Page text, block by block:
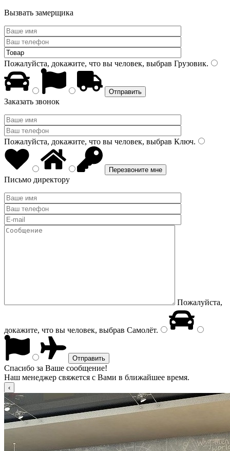
Вызвать замерщика
Пожалуйста, докажите, что вы человек, выбрав Грузовик.
Заказать звонок
Пожалуйста, докажите, что вы человек, выбрав Ключ.
Письмо директору
Пожалуйста,
докажите, что вы человек, выбрав Самолёт.
Спасибо за Ваше сообщение!
Наш менеджер свяжется с Вами в ближайшее время.